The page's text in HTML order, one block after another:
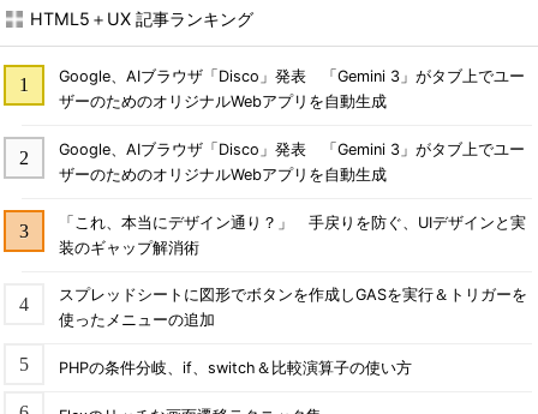
HTML5＋UX 記事ランキング
Google、AIブラウザ「Disco」発表 「Gemini 3」がタブ上でユー
ザーのためのオリジナルWebアプリを自動生成
Google、AIブラウザ「Disco」発表 「Gemini 3」がタブ上でユー
ザーのためのオリジナルWebアプリを自動生成
「これ、本当にデザイン通り？」 手戻りを防ぐ、UIデザインと実
装のギャップ解消術
スプレッドシートに図形でボタンを作成しGASを実行＆トリガーを
使ったメニューの追加
PHPの条件分岐、if、switch＆比較演算子の使い方